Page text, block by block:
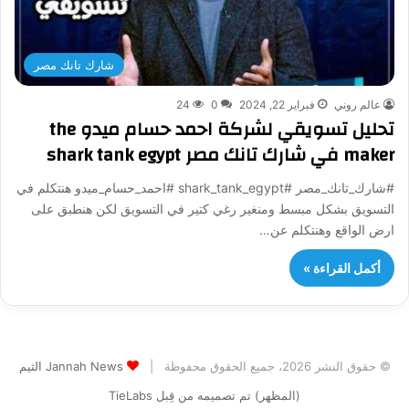
شارك تانك مصر
عالم روني فبراير 22, 2024 0
24
تحليل تسويقي لشركة احمد حسام ميدو the
maker في شارك تانك مصر shark tank egypt
#شارك_تانك_مصر #shark_tank_egypt #احمد_حسام_ميدو هنتكلم في
التسويق بشكل مبسط ومنغير رغي كتير في التسويق لكن هنطبق على
ارض الواقع وهنتكلم عن…
أكمل القراءة »
© حقوق النشر 2026، جميع الحقوق محفوظة |
Jannah News الثيم
(المظهر) تم تصميمه من قِبل TieLabs